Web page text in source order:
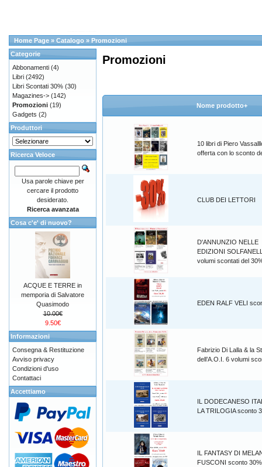
Home Page » Catalogo » Promozioni
Promozioni
Nome prodotto+
10 libri di Piero
offerta con lo sconto
CLUB DEI LETTORI
D'ANNUNZIO NELLE
EDIZIONI
volumi scontati del
EDEN RALF VELI
Fabrizio Di Lalla & la
dell’A.O.I. 6 volumi
IL DODECANESO
LA TRILOGIA sconto
IL FANTASY DI
FUSCONI sconto 30%
Categorie
Abbonamenti (4)
Libri (2492)
Libri Scontati 30% (30)
Magazines-> (142)
Promozioni (19)
Gadgets (2)
Produttori
Ricerca Veloce
Usa parole chiave per
cercare il prodotto
desiderato.
Ricerca avanzata
Cosa c'e' di nuovo?
ACQUE E TERRE in
memporia di Salvatore
Quasimodo
10.00€
9.50€
Informazioni
Consegna & Restituzione
Avviso privacy
Condizioni d'uso
Contattaci
Accettiamo